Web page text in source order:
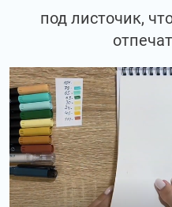
под листочик,